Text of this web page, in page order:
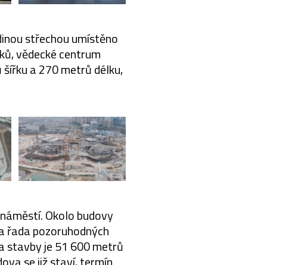
střechou umístěno
vědecké centrum
a 270 metrů délku,
Okolo budovy
řada pozoruhodných
stavby je 51 600 metrů